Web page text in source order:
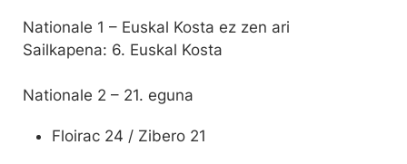
Nationale 1 – Euskal Kosta ez zen ari
Sailkapena: 6. Euskal Kosta
Nationale 2 – 21. eguna
Floirac 24 / Zibero 21